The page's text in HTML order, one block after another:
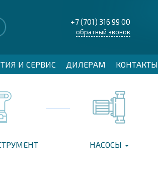
+7 (701) 316 99 00
обратный звонок
И СЕРВИС ДИЛЕРАМ КОНТАКТЫ
НАСОСЫ